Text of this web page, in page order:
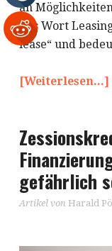
an
Das Wort
lease“ und
[Weiterlesen...]
gefährlich
Artikel von Harald